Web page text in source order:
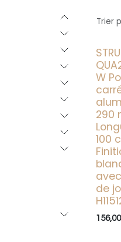
Trier
W
290
100
de
156,00